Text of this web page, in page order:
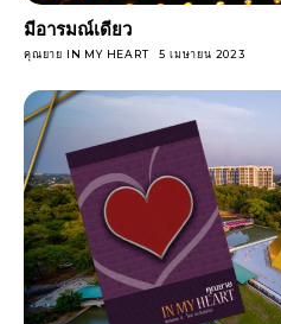
มีอารมณ์เดียว
คุณยาย IN MY HEART 5 เมษายน 2023